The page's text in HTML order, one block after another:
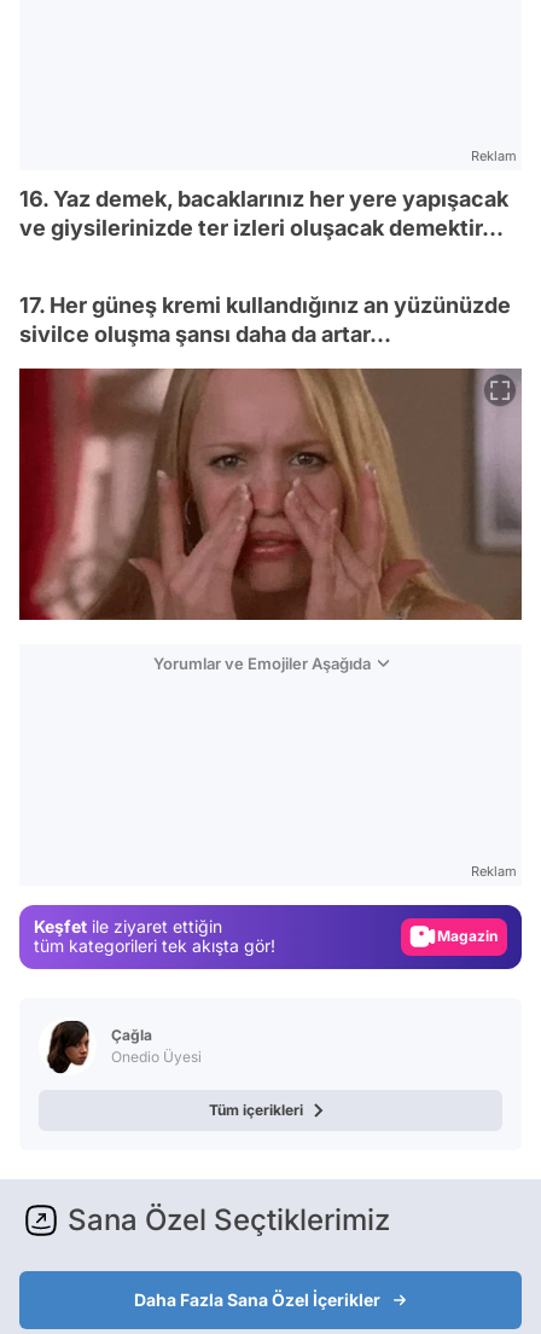
Reklam
16. Yaz demek, bacaklarınız her yere yapışacak
ve giysilerinizde ter izleri oluşacak demektir...
17. Her güneş kremi kullandığınız an yüzünüzde
sivilce oluşma şansı daha da artar...
Yorumlar ve Emojiler Aşağıda
Reklam
Keşfet ile ziyaret ettiğin
tüm kategorileri tek akışta gör!
Video
Çağla
Onedio Üyesi
Tüm içerikleri
Sana Özel Seçtiklerimiz
Daha Fazla Sana Özel İçerikler